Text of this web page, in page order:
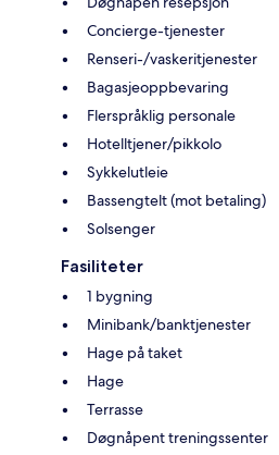
Concierge-tjenester
Renseri-/vaskeritjenester
Bagasjeoppbevaring
Flerspråklig personale
Hotelltjener/pikkolo
Sykkelutleie
Bassengtelt (mot betaling)
Solsenger
Fasiliteter
1 bygning
Minibank/banktjenester
Hage på taket
Hage
Terrasse
Døgnåpent treningssenter